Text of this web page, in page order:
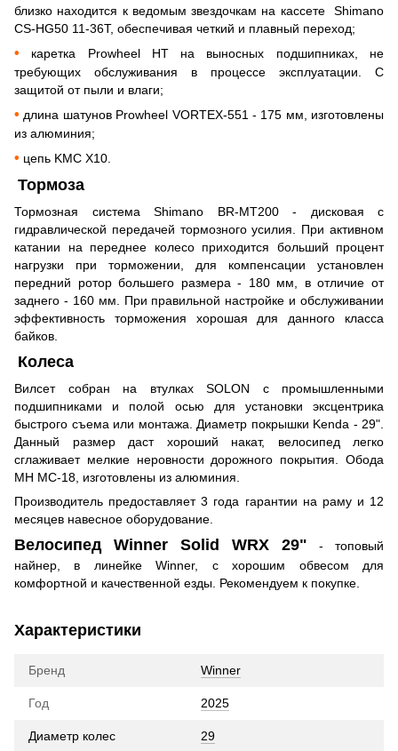
близко находится к ведомым звездочкам на кассете
Shimano
CS-HG50 11-36T, обеспечивая четкий и плавный переход;
• каретка Prowheel HT на выносных подшипниках, не
требующих обслуживания в процессе эксплуатации. С
защитой от пыли и влаги;
• длина шатунов Prowheel VORTEX-551 - 175 мм, изготовлены
из алюминия;
• цепь KMC Х10.
Тормоза
Тормозная система Shimano BR-MT200 - дисковая с
гидравлической передачей тормозного усилия. При активном
катании на переднее колесо приходится больший процент
нагрузки при торможении, для компенсации установлен
передний ротор большего размера - 180 мм, в отличие от
заднего - 160 мм. При правильной настройке и обслуживании
эффективность торможения хорошая для данного класса
байков.
Колеса
Вилсет собран на втулках SOLON
с промышленными
подшипниками и полой осью для установки эксцентрика
быстрого съема или монтажа. Диаметр покрышки Kenda - 29".
Данный размер даст хороший накат, велосипед легко
сглаживает мелкие неровности дорожного покрытия. Обода
MH MC-18, изготовлены из алюминия.
Производитель предоставляет 3 года гарантии на раму и 12
месяцев навесное оборудование.
Велосипед Winner Solid WRX 29" - топовый
найнер, в линейке Winner, с хорошим обвесом для
комфортной и качественной езды. Рекомендуем к покупке.
Характеристики
Бренд Winner
Год 2025
Диаметр колес 29